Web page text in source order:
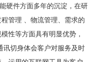
硬件方面多年的沉淀，在研
管理 、物流管理、需求的
性等方面具有明显优势，
讯切身体会客户对服务及时